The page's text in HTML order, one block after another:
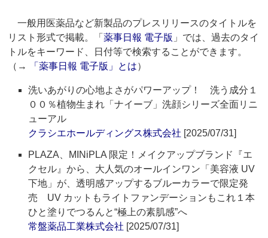
一般用医薬品など新製品のプレスリリースのタイトルを
リスト形式で掲載。「薬事日報 電子版 」では、過去のタイ
トルをキーワード、日付等で検索することができます。
（→
「薬事日報 電子版」とは）
洗いあがりの心地よさがパワーアップ！ 洗う成分１
００％植物生まれ「ナイーブ」洗顔シリーズ全面リニ
ューアル
クラシエホールディングス株式会社 [2025/07/31]
PLAZA、MINiPLA 限定！メイクアップブランド『エ
クセル』から、大人気のオールインワン「美容液 UV
下地」が、透明感アップするブルーカラーで限定発
売 UV カットもライトファンデーションもこれ１本
ひと塗りでつるんと“極上の素肌感”へ
常盤薬品工業株式会社 [2025/07/31]